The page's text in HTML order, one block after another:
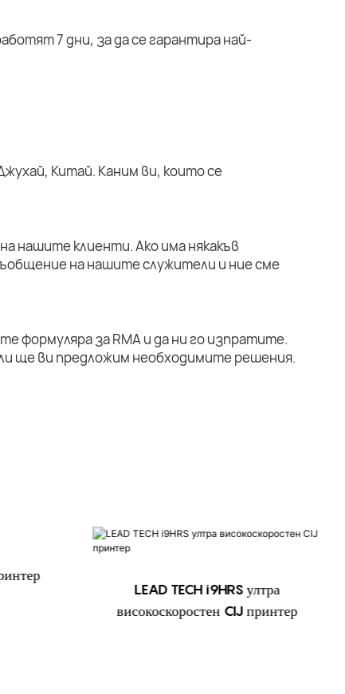
7 дни, за да се гарантира най-
Китай. Каним ви, които се
нашите клиенти. Ако има някакъв
на нашите служители и ние сме
формуляра за RMA и да ни го изпратите.
ще ви предложим необходимите решения.
LEAD TECH i9HRS ултра
високоскоростен CIJ принтер